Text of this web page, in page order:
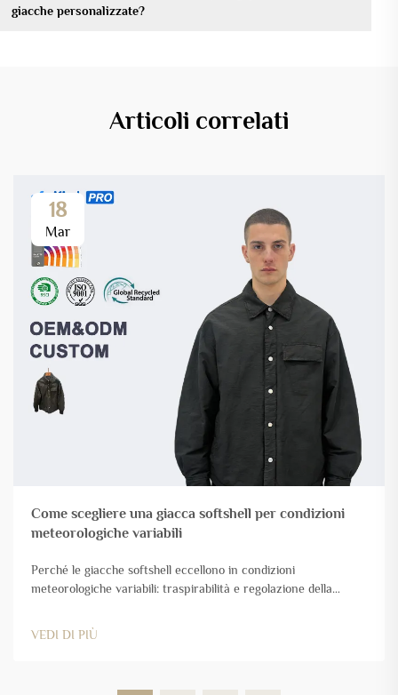
giacche personalizzate?
Articoli correlati
18
Mar
Come scegliere una giacca softshell per condizioni
meteorologiche variabili
Perché le giacche softshell eccellono in condizioni
meteorologiche variabili: traspirabilità e regolazione della
softshell funzionano particolarmente bene quando il tempo è di
VEDI DI PIÙ